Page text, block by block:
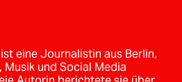
ist eine Journalistin aus Berlin,
und Social Media